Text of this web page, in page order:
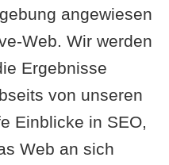
angewiesen
Web. Wir werden
Ergebnisse
von unseren
Einblicke in SEO,
Web an sich